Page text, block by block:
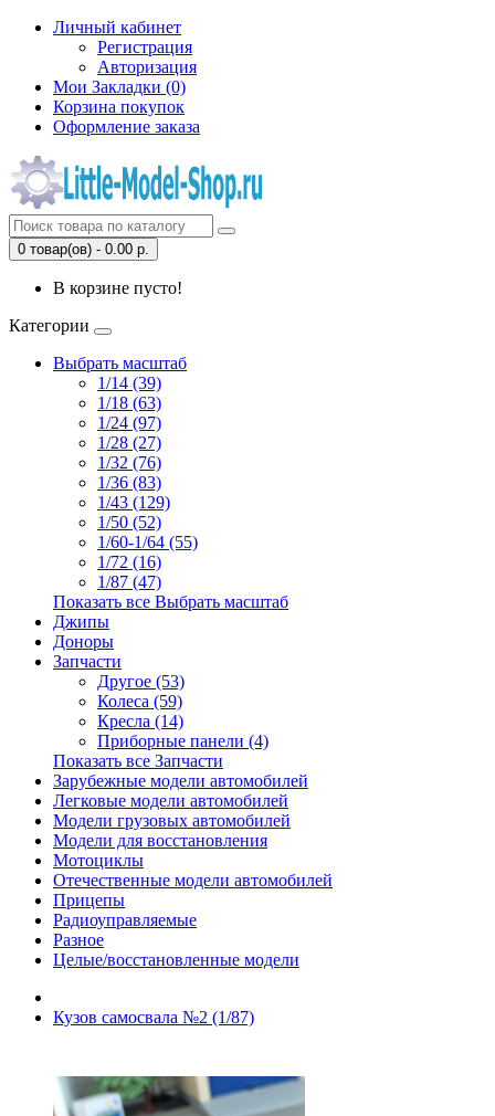
Личный кабинет
Регистрация
Авторизация
Мои Закладки (0)
Корзина покупок
Оформление заказа
0 товар(ов) - 0.00 р.
В корзине пусто!
Категории
Выбрать масштаб
1/14 (39)
1/18 (63)
1/24 (97)
1/28 (27)
1/32 (76)
1/36 (83)
1/43 (129)
1/50 (52)
1/60-1/64 (55)
1/72 (16)
1/87 (47)
Показать все Выбрать масштаб
Джипы
Доноры
Запчасти
Другое (53)
Колеса (59)
Кресла (14)
Приборные панели (4)
Показать все Запчасти
Зарубежные модели автомобилей
Легковые модели автомобилей
Модели грузовых автомобилей
Модели для восстановления
Мотоциклы
Отечественные модели автомобилей
Прицепы
Радиоуправляемые
Разное
Целые/восстановленные модели
Кузов самосвала №2 (1/87)